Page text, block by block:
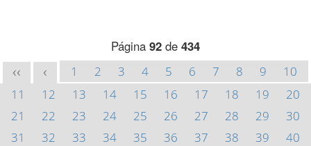
Página 92 de 434
<< < 1 2 3 4 5 6 7 8 9
10
11
12 13 14 15 16 17 18 19
20
21
22 23 24 25 26 27 28 29
30
31
32 33 34 35 36 37 38 39
40